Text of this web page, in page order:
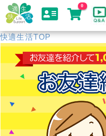
0
快適生活TOP